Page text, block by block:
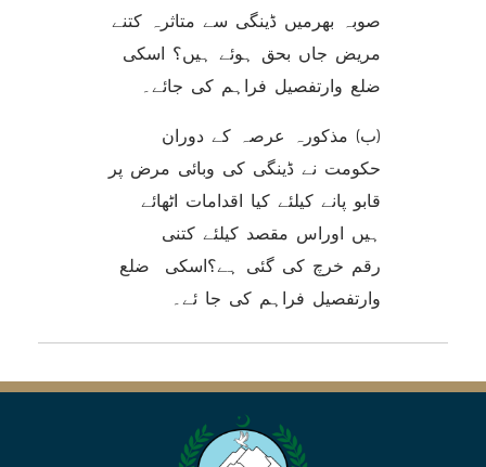
صوبہ بھرمیں ڈینگی سے متاثرہ کتنے
مریض جاں بحق ہوئے ہیں؟ اسکی
ضلع وارتفصیل فراہم کی جائے۔
(ب) مذکورہ عرصہ کے دوران
حکومت نے ڈینگی کی وبائی مرض پر
قابو پانے کیلئے کیا اقدامات اٹھائے
ہیں اوراس مقصد کیلئے کتنی
رقم خرچ کی گئی ہے؟اسکی ضلع
وارتفصیل فراہم کی جا ئے۔